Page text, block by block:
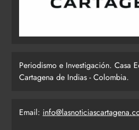
Periodismo e Investigación. Casa
Cartagena de Indias - Colombia.
Email: